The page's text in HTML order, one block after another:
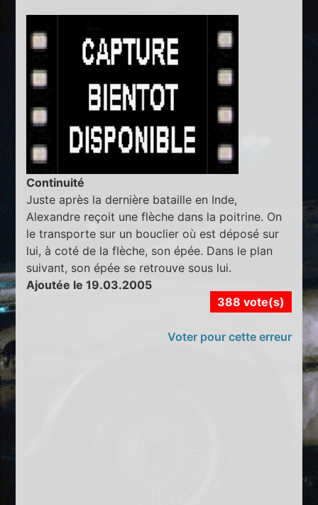
Continuité
Juste après la dernière bataille en Inde,
Alexandre reçoit une flèche dans la poitrine. On
le transporte sur un bouclier où est déposé sur
lui, à coté de la flèche, son épée. Dans le plan
suivant, son épée se retrouve sous lui.
Ajoutée le 19.03.2005
388 vote(s)
Voter pour cette erreur